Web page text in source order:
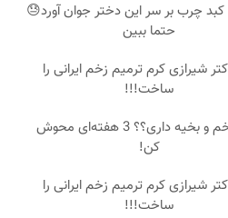
کبد چرب بر سر این دختر جوان آورد😓
حتما ببین
شیرازی کرم ترمیم زخم ایرانی را
ساخت!!!
جای زخم و بخیه داری؟؟ 3 هفته‌ای محوش
کن!
شیرازی کرم ترمیم زخم ایرانی را
ساخت!!!